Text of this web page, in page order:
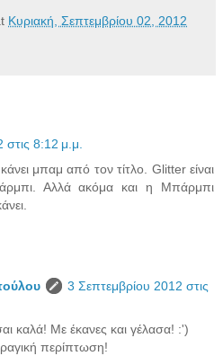
Κυριακή, Σεπτεμβρίου 02, 2012
8:12 μ.μ.
μπαμ από τον τίτλο. Glitter είναι
Αλλά ακόμα και η Μπάρμπι
3 Σεπτεμβρίου 2012 στις
καλά! Με έκανες και γέλασα! :')
περίπτωση!